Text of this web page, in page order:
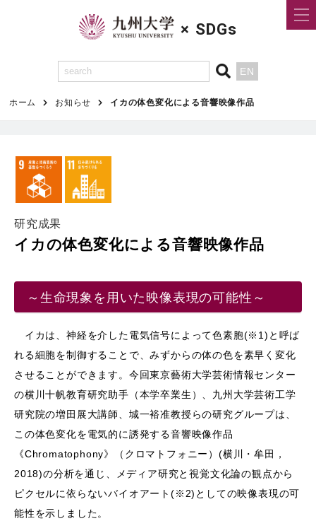
× SDGs
EN
ホーム お知らせ イカの体色変化による音響映像作品
研究成果
イカの体色変化による音響映像作品
～生命現象を用いた映像表現の可能性～
イカは、神経を介した電気信号によって色素胞(※1)と呼ば
れる細胞を制御することで、みずからの体の色を素早く変化
させることができます。今回東京藝術大学芸術情報センター
の横川十帆教育研究助手（本学卒業生）、九州大学芸術工学
研究院の増田展大講師、城一裕准教授らの研究グループは、
この体色変化を電気的に誘発する音響映像作品
《Chromatophony》（クロマトフォニー）(横川・牟田，
2018)の分析を通じ、メディア研究と視覚文化論の観点から
ピクセルに依らないバイオアート(※2)としての映像表現の可
能性を示しました。